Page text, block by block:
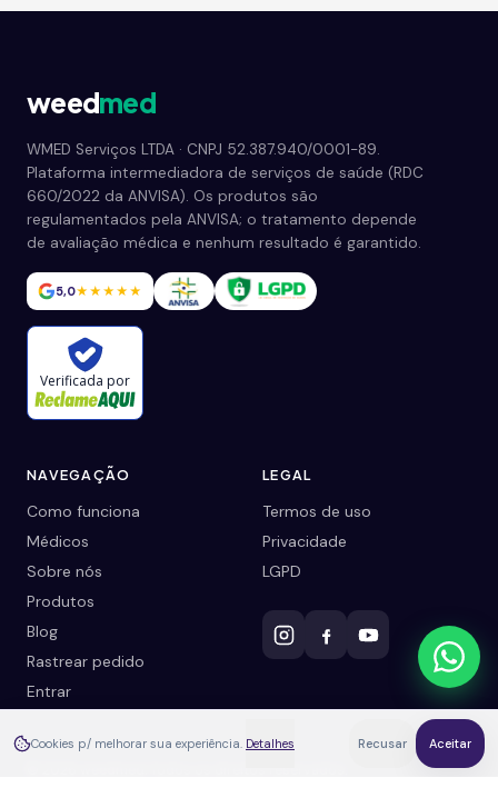
weedmed
WMED Serviços LTDA · CNPJ 52.387.940/0001-89.
Plataforma intermediadora de serviços de saúde (RDC
660/2022 da ANVISA). Os produtos são
regulamentados pela ANVISA; o tratamento depende
de avaliação médica e nenhum resultado é garantido.
5,0★★★★★
Verificada por
NAVEGAÇÃO
Como funciona
Médicos
Sobre nós
Produtos
Blog
Rastrear pedido
Entrar
LEGAL
Termos de uso
Privacidade
LGPD
Cookies p/ melhorar sua experiência. Detalhes Recusar Aceitar